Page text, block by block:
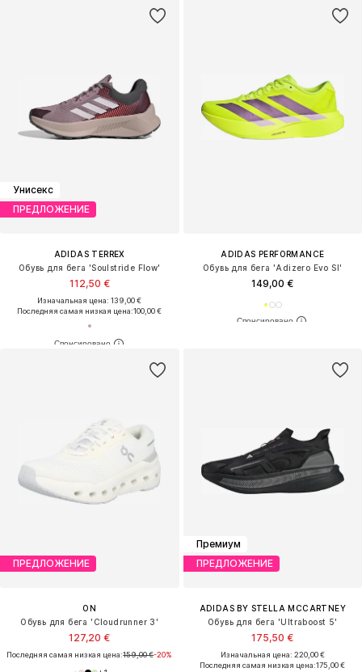
Унисекс
ПРЕДЛОЖЕНИЕ
ADIDAS TERREX
Обувь для бега 'Soulstride Flow'
112,50 €
Изначальная цена: 139,00 €
Последняя самая низкая цена:100,00 €
ADIDAS PERFORMANCE
Обувь для бега 'Adizero Evo Sl'
149,00 €
ПРЕДЛОЖЕНИЕ
ON
Обувь для бега 'Cloudrunner 3'
127,20 €
Последняя самая низкая цена:159,00 €-20%
Премиум
ПРЕДЛОЖЕНИЕ
ADIDAS BY STELLA MCCARTNEY
Обувь для бега 'Ultraboost 5'
175,50 €
Изначальная цена: 220,00 €
Последняя самая низкая цена:175,00 €